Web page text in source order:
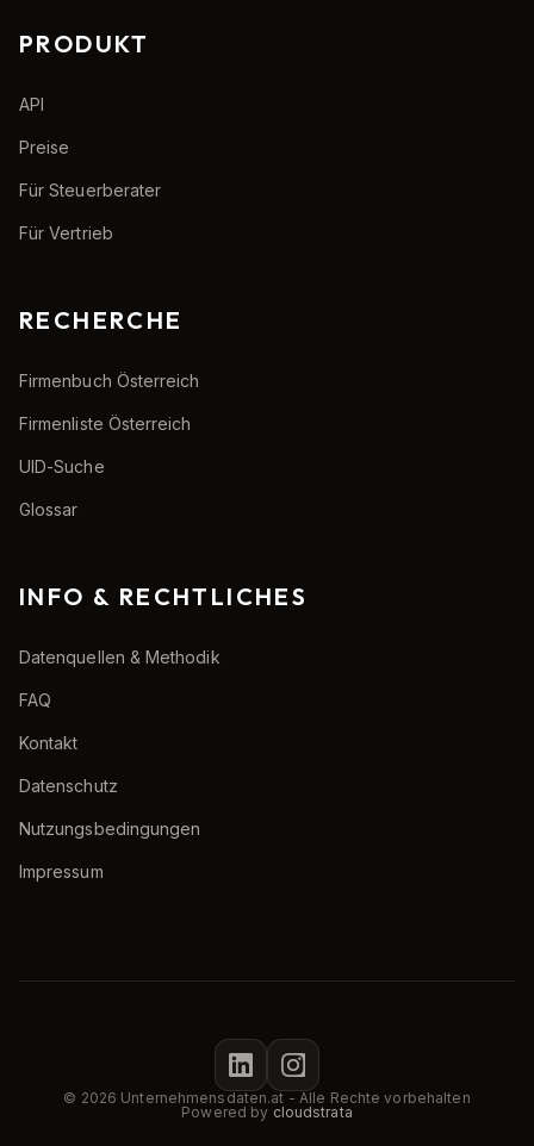
PRODUKT
API
Preise
Für Steuerberater
Für Vertrieb
RECHERCHE
Firmenbuch Österreich
Firmenliste Österreich
UID-Suche
Glossar
INFO & RECHTLICHES
Datenquellen & Methodik
FAQ
Kontakt
Datenschutz
Nutzungsbedingungen
Impressum
© 2026 Unternehmensdaten.at - Alle Rechte vorbehalten
Powered by cloudstrata